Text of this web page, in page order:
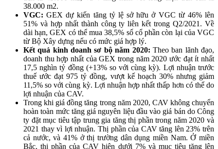
38.000 m2.
VGC: GEX dự kiến tăng tỷ lệ sở hữu ở VGC từ 46% lên
51% và hợp nhất thành công ty liên kết trong Q2/2021. Về
dài hạn,GEX có thể mua 38,5% số cổ phần còn lại của VGC
từ Bộ Xây dựng nếu có mức giá hợp lý.
Kết quả kinh doanh sơ bộ năm 2020: Theo ban lãnh đạo,
doanh thu hợp nhất củaGEX trong năm 2020 ước đạt ít nhất
17,5 nghìn tỷ đồng (+13% so với cùng kỳ). Lợi nhuận trước
thuế ước đạt 975 tỷ đồng, vượt kế hoạch 30% nhưng giảm
11,5% so với cùng kỳ. Lợi nhuận hợp nhất thấp hơn có thể do
lợi nhuận của CAV.
Trong khi giá đồng tăng trong năm 2020, CAV không chuyển
hoàn toàn mức tăng giá nguyên liệu đầu vào giá bán do Công
ty đặt mục tiêu tập trung gia tăng thị phần trong năm 2020 và
2021 thay vì lợi nhuận. Thị phần của CAV tăng lên 23% trên
cả nước, và 41% ở thị trường dân dụng miền Nam. Ở miền
Bắc, thị phần của CAV hiện dưới 7% và mục tiêu tăng lên